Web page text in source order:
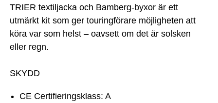
TRIER textiljacka och Bamberg-byxor är ett
utmärkt kit som ger touringförare möjligheten att
köra var som helst – oavsett om det är solsken
eller regn.
SKYDD
CE Certifieringsklass: A